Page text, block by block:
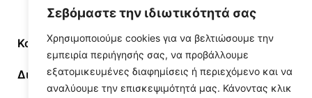
Σεβόμαστε την ιδιωτικότητά σας
Χρησιμοποιούμε cookies για να βελτιώσουμε την
εμπειρία περιήγησής σας, να προβάλλουμε
εξατομικευμένες διαφημίσεις ή περιεχόμενο και να
αναλύουμε την επισκεψιμότητά μας. Κάνοντας κλικ
Κατασκευαστης Κατασκευής
Διάσταση 40×40,